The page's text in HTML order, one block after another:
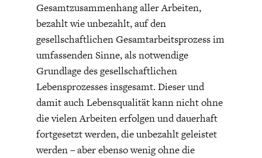
Gesamtzusammenhang aller Arbeiten,
bezahlt wie unbezahlt, auf den
gesellschaftlichen Gesamtarbeitsprozess im
umfassenden Sinne, als notwendige
Grundlage des gesellschaftlichen
Lebensprozesses insgesamt. Dieser und
damit auch Lebensqualität kann nicht ohne
die vielen Arbeiten erfolgen und dauerhaft
fortgesetzt werden, die unbezahlt geleistet
werden – aber ebenso wenig ohne die